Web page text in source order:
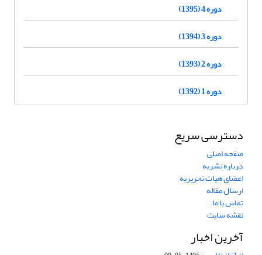
دوره 4 (1395)
دوره 3 (1394)
دوره 2 (1393)
دوره 1 (1392)
دسترسی سریع
صفحه اصلی
درباره نشریه
اعضای هیات تحریریه
ارسال مقاله
تماس با ما
نقشه سایت
آخرین اخبار